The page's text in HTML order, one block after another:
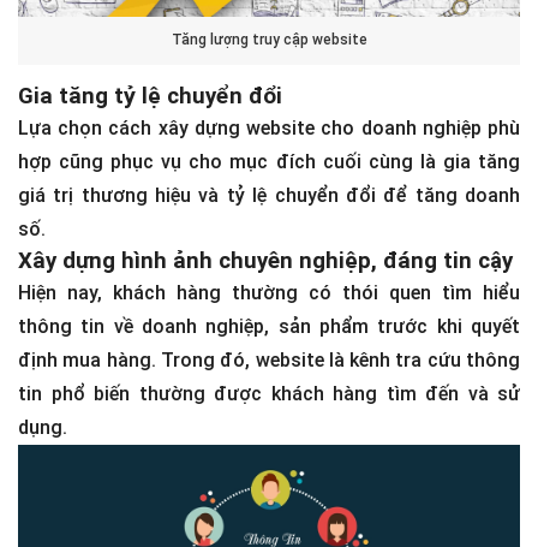
Tăng lượng truy cập website
Gia tăng tỷ lệ chuyển đổi
Lựa chọn cách xây dựng website cho doanh nghiệp phù
hợp cũng phục vụ cho mục đích cuối cùng là gia tăng
giá trị thương hiệu và tỷ lệ chuyển đổi để tăng doanh
số.
Xây dựng hình ảnh chuyên nghiệp, đáng tin cậy
Hiện nay, khách hàng thường có thói quen tìm hiểu
thông tin về doanh nghiệp, sản phẩm trước khi quyết
định mua hàng. Trong đó, website là kênh tra cứu thông
tin phổ biến thường được khách hàng tìm đến và sử
dụng.